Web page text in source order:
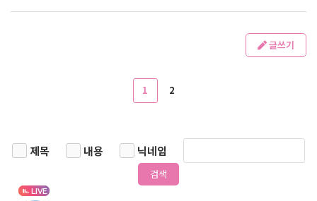
글쓰기
1 2
제목 내용 닉네임
검색
LIVE